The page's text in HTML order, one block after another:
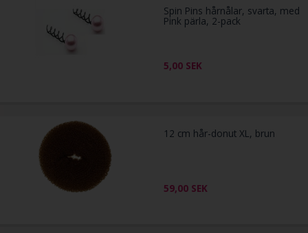
Spin Pins hårnålar, svarta, med
Pink pärla, 2-pack
5,00 SEK
12 cm hår-donut XL, brun
59,00 SEK